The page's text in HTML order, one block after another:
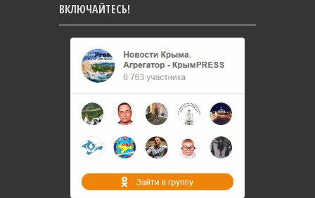
ВКЛЮЧАЙТЕСЬ!